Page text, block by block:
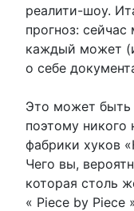
реалити-шоу.
прогноз:
каждый может
о себе
Это может быть
поэтому никого
фабрики хуков
Чего вы,
которая столь
« Piece by Piece